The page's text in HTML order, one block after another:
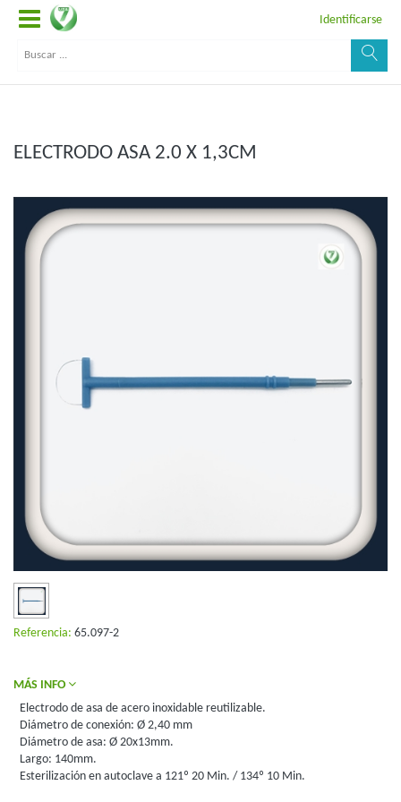
Identificarse
ELECTRODO ASA 2.0 X 1,3CM
Referencia: 65.097-2
MÁS INFO
Electrodo de asa de acero inoxidable reutilizable.
Diámetro de conexión: Ø 2,40 mm
Diámetro de asa: Ø 20x13mm.
Largo: 140mm.
Esterilización en autoclave a 121º 20 Min. / 134º 10 Min.